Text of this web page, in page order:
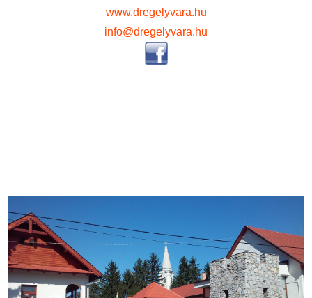
www.dregelyvara.hu
info@dregelyvara.hu